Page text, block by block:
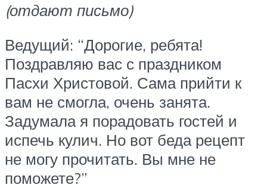
(отдают письмо)
Ведущий: “Дорогие, ребята!
Поздравляю вас с праздником
Пасхи Христовой. Сама прийти к
вам не смогла, очень занята.
Задумала я порадовать гостей и
испечь кулич. Но вот беда рецепт
не могу прочитать. Вы мне не
поможете?”